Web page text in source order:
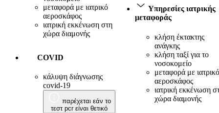
μεταφορά με ιατρικό
αεροσκάφος
ιατρική εκκένωση στη
χώρα διαμονής
COVID
κάλυψη διάγνωσης
covid-19
παρέχεται εάν το
τεστ pcr είναι θετικό
Υπηρεσίες ιατρικής
μεταφοράς
κλήση έκτακτης
ανάγκης
κλήση ταξί για το
νοσοκομείο
μεταφορά με ιατρικό
αεροσκάφος
ιατρική εκκένωση
χώρα διαμονής